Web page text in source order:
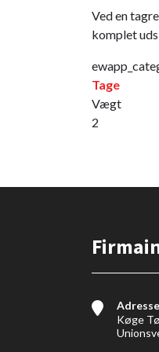
Ved en
komplet
Tage
Vægt
2
Køge